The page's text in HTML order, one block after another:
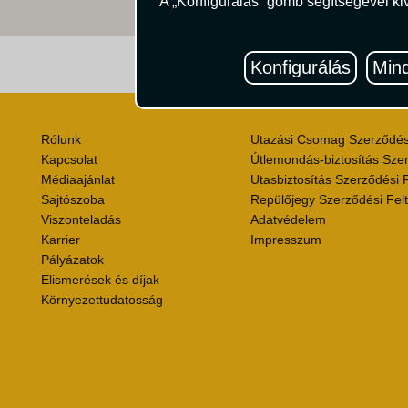
Konfigurálás
Rólunk
Kapcsolat
Médiaajánlat
Sajtószoba
Viszonteladás
Karrier
Pályázatok
Elismerések és díjak
Környezettudatosság
Utazási Csomag
Útlemondás-biztosítás
Utasbiztosítás Szerződési
Repülőjegy Szerződési
Adatvédelem
Impresszum